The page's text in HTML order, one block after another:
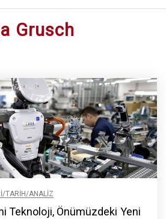
Grusch
TARIH/ANALIZ
Teknoloji, Önümüzdeki Yeni